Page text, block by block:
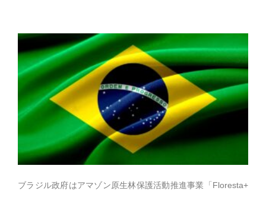
ブラジル政府はアマゾン原生林保護活動推進事業「Floresta+